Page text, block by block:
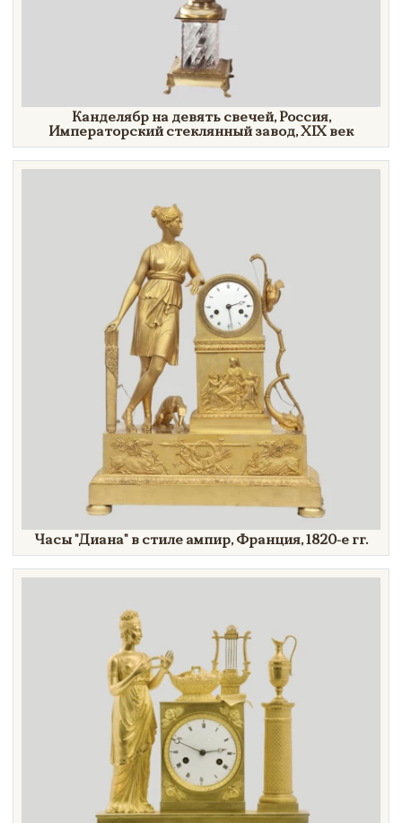
Канделябр на девять свечей, Россия,
Императорский стеклянный завод,XIX век
Часы"Диана" в стиле ампир, Франция,1820-е гг.